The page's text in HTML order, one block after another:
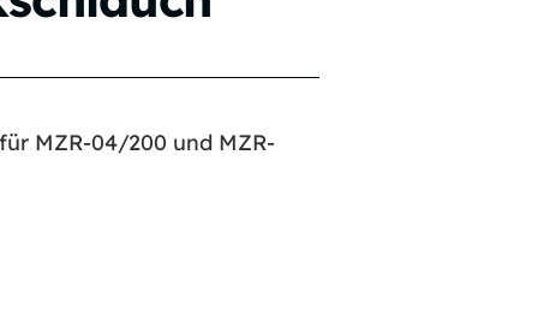
MZR-04/200 und MZR-